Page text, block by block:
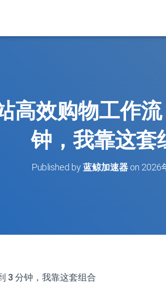
高效购物工作
钟，我靠这套
Published by蓝鲸加速器 on 2026
3 分钟，我靠这套组合